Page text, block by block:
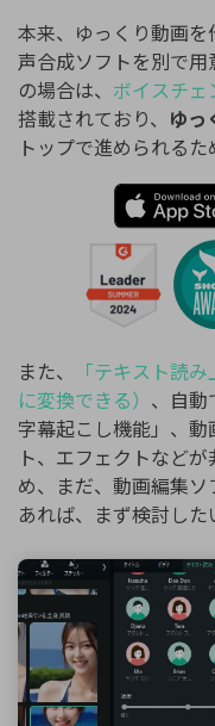
本来、ゆっくり動画
声合成ソフトを別で
の場合は、 ボイスチェ
搭載されており、 ゆっ
トップで進められるた
また、
「テキスト読
に変換できる） 、自動
字幕起こし機能」、
ト、エフェクトなど
め、まだ、動画編集
あれば、まず検討した